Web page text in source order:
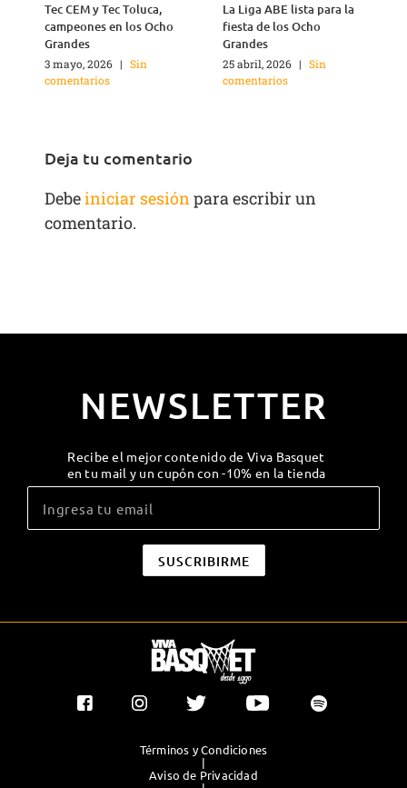
Tec CEM y Tec Toluca,
campeones en los Ocho
Grandes
3 mayo, 2026 | Sin
comentarios
La Liga ABE lista para la
fiesta de los Ocho
Grandes
25 abril, 2026 | Sin
comentarios
Deja tu comentario
Debeiniciar sesiónpara escribir un
comentario.
NEWSLETTER
Recibe el mejor contenido de Viva Basquet
en tu mail y un cupón con -10% en la tienda
Términos y Condiciones
|
Aviso de Privacidad